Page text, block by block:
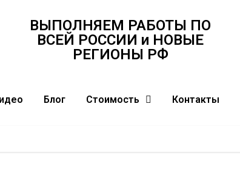
ВЫПОЛНЯЕМ РАБОТЫ ПО
ВСЕЙ РОСCИИ и НОВЫЕ
РЕГИОНЫ РФ
Блог Стоимость Контакты